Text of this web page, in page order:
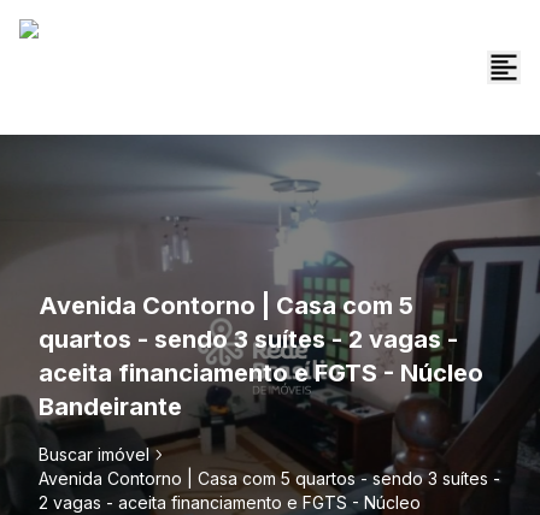
Avenida Contorno | Casa com 5
quartos - sendo 3 suítes - 2 vagas -
aceita financiamento e FGTS - Núcleo
Bandeirante
Buscar imóvel
Avenida Contorno | Casa com 5 quartos - sendo 3 suítes -
2 vagas - aceita financiamento e FGTS - Núcleo